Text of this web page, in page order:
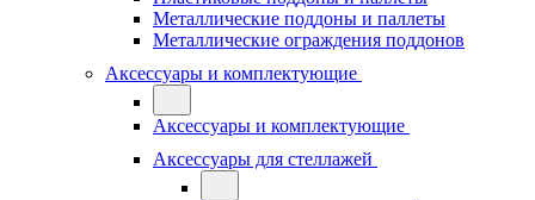
Металлические поддоны и паллеты
Металлические ограждения поддонов
Аксессуары и комплектующие
Аксессуары и комплектующие
Аксессуары для стеллажей